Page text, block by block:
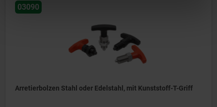
03090
Arretierbolzen Stahl oder Edelstahl, mit Kunststoff-T-Griff